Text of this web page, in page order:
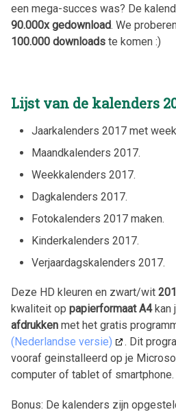
een mega-succes was? De
90.000x gedownload. We
100.000 downloads te komen :)
Lijst van de kalenders
Jaarkalenders 2017 met
Maandkalenders 2017.
Weekkalenders 2017.
Dagkalenders 2017.
Fotokalenders 2017 maken.
Kinderkalenders 2017.
Verjaardagskalenders 2017.
Deze HD kleuren en zwart/wit
kwaliteit op papierformaat A4kan
afdrukken met het gratis
(Nederlandse versie)
. Dit
vooraf geinstalleerd op je
computer of tablet of smartphone.
Bonus: De kalenders zijn